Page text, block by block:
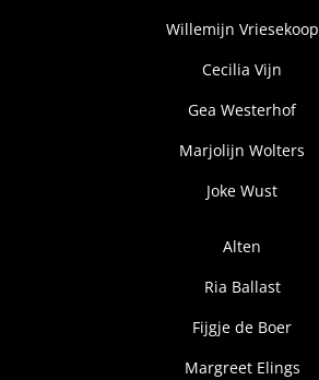
Willemijn Vriesekoop
Cecilia Vijn
Gea Westerhof
Marjolijn Wolters
Joke Wust
Alten
Ria Ballast
Fijgje de Boer
Margreet Elings